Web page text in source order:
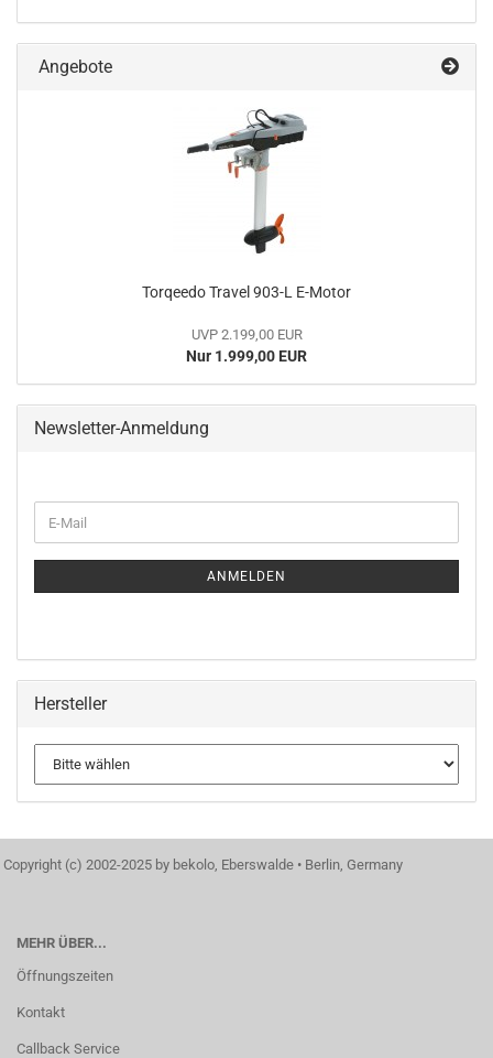
Angebote
Torqeedo Travel 903-L E-Motor
UVP 2.199,00 EUR
Nur 1.999,00 EUR
Newsletter-Anmeldung
ZUR
E-
Mail
ANMELDEN
Hersteller
Copyright (c) 2002-2025 by bekolo, Eberswalde • Berlin, Germany
MEHR ÜBER...
Öffnungszeiten
Kontakt
Callback Service